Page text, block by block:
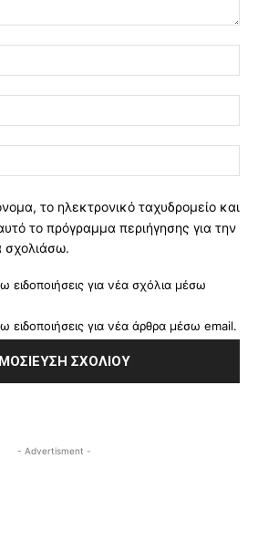
το ηλεκτρονικό ταχυδρομείο και
το πρόγραμμα περιήγησης για την
σχολιάσω.
για νέα σχόλια μέσω
για νέα άρθρα μέσω email.
- Advertisment -